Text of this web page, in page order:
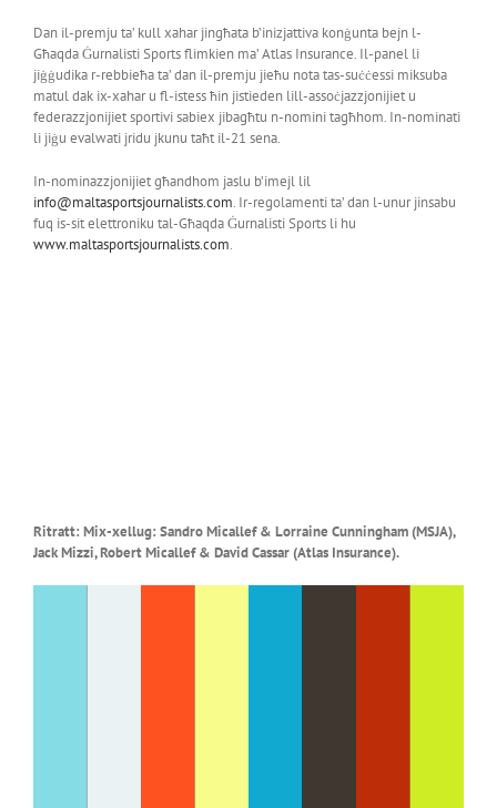
Dan il-premju ta’ kull xahar jingħata b’inizjattiva konġunta bejn l-
Għaqda Ġurnalisti Sports flimkien ma’ Atlas Insurance. Il-panel li
jiġġudika r-rebbieħa ta’ dan il-premju jieħu nota tas-suċċessi miksuba
matul dak ix-xahar u fl-istess ħin jistieden lill-assoċjazzjonijiet u
federazzjonijiet sportivi sabiex jibagħtu n-nomini tagħhom. In-nominati
li jiġu evalwati jridu jkunu taħt il-21 sena.
In-nominazzjonijiet għandhom jaslu b’imejl lil
info@maltasportsjournalists.com. Ir-regolamenti ta’ dan l-unur jinsabu
fuq is-sit elettroniku tal-Għaqda Ġurnalisti Sports li hu
www.maltasportsjournalists.com.
Ritratt: Mix-xellug: Sandro Micallef & Lorraine Cunningham (MSJA),
Jack Mizzi, Robert Micallef & David Cassar (Atlas Insurance).